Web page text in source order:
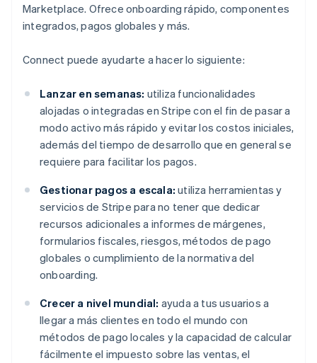
Marketplace. Ofrece onboarding rápido, componentes
integrados, pagos globales y más.
Connect puede ayudarte a hacer lo siguiente:
Lanzar en semanas: utiliza funcionalidades
alojadas o integradas en Stripe con el fin de pasar a
modo activo más rápido y evitar los costos iniciales,
además del tiempo de desarrollo que en general se
requiere para facilitar los pagos.
Gestionar pagos a escala: utiliza herramientas y
servicios de Stripe para no tener que dedicar
recursos adicionales a informes de márgenes,
formularios fiscales, riesgos, métodos de pago
globales o cumplimiento de la normativa del
onboarding.
Crecer a nivel mundial: ayuda a tus usuarios a
llegar a más clientes en todo el mundo con
métodos de pago locales y la capacidad de calcular
fácilmente el impuesto sobre las ventas, el